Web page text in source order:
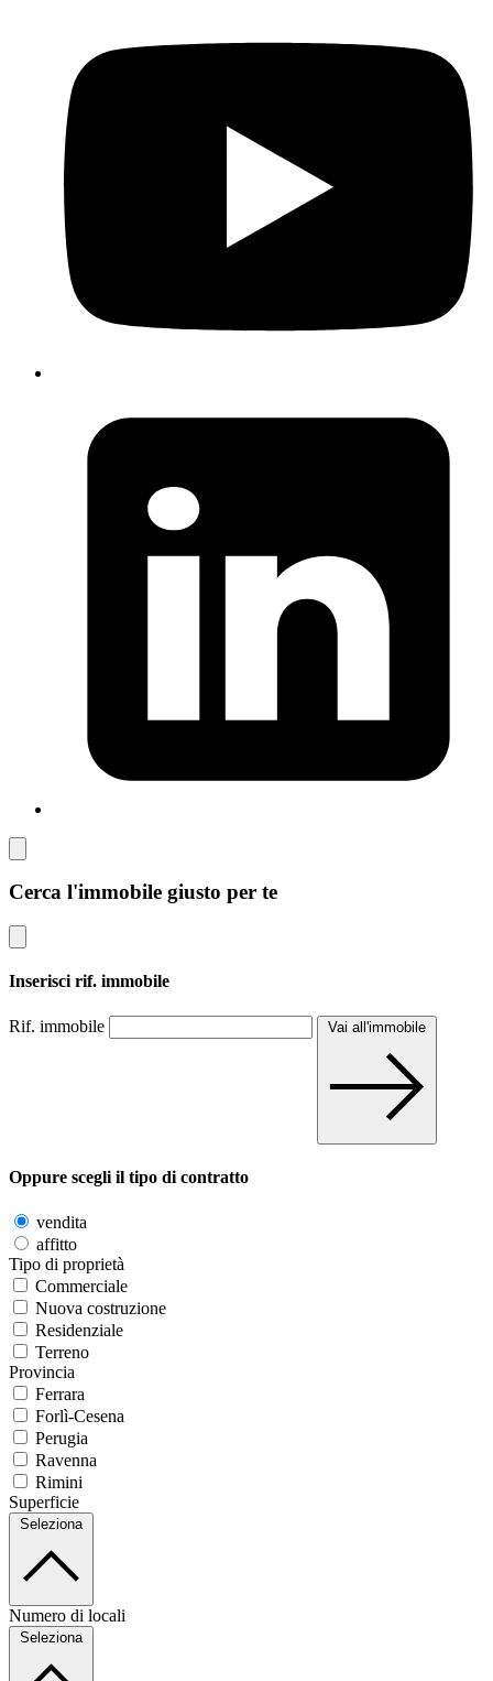
Cerca l'immobile giusto per te
Inserisci rif. immobile
Rif. immobile Vai all'immobile
Oppure scegli il tipo di contratto
vendita
affitto
Tipo di proprietà
Commerciale
Nuova costruzione
Residenziale
Terreno
Provincia
Ferrara
Forlì-Cesena
Perugia
Ravenna
Rimini
Superficie
Seleziona
Numero di locali
Seleziona